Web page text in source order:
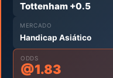
Tottenham +0.5
MERCADO
Handicap Asiático
ODDS
@1.83